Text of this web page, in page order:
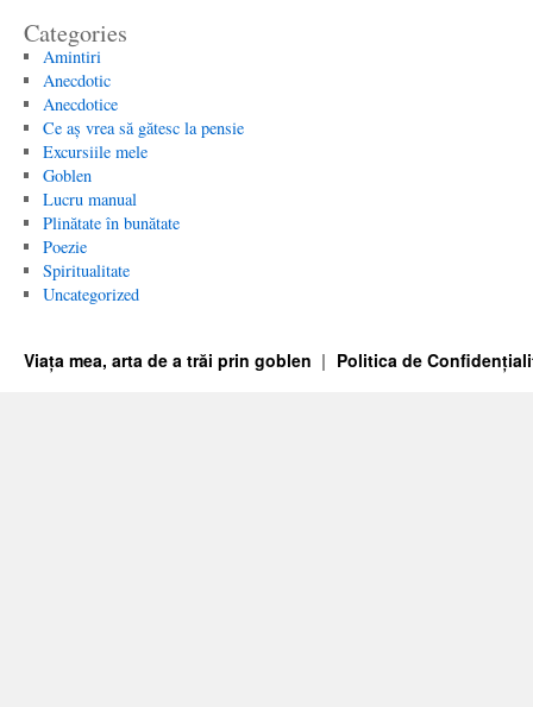
Categories
Amintiri
Anecdotic
Anecdotice
Ce aș vrea să gătesc la pensie
Excursiile mele
Goblen
Lucru manual
Plinătate în bunătate
Poezie
Spiritualitate
Uncategorized
Viața mea, arta de a trăi prin goblen Politica de